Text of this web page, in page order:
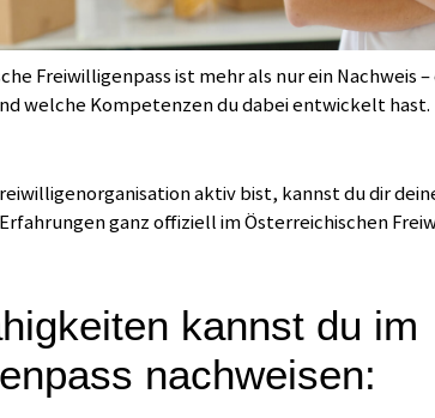
Freiwilligenpass ist mehr als nur ein Nachweis
welche Kompetenzen du dabei entwickelt hast.
aktiv bist, kannst du dir
ganz offiziell im Österreichischen
kannst du im
nachweisen: